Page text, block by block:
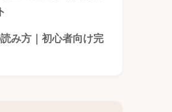
み方｜初心者向け完